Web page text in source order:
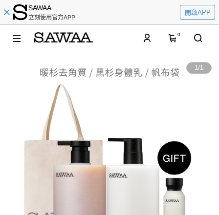
SAWAA
立刻使用官方APP
開啟APP
0
1/1